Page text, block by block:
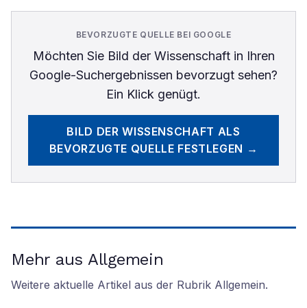
BEVORZUGTE QUELLE BEI GOOGLE
Möchten Sie Bild der Wissenschaftin Ihren
Google-Suchergebnissen bevorzugt sehen?
Ein Klick genügt.
BILD DER WISSENSCHAFT ALS
BEVORZUGTE QUELLE FESTLEGEN →
Mehr aus Allgemein
Weitere aktuelle Artikel aus der Rubrik Allgemein.